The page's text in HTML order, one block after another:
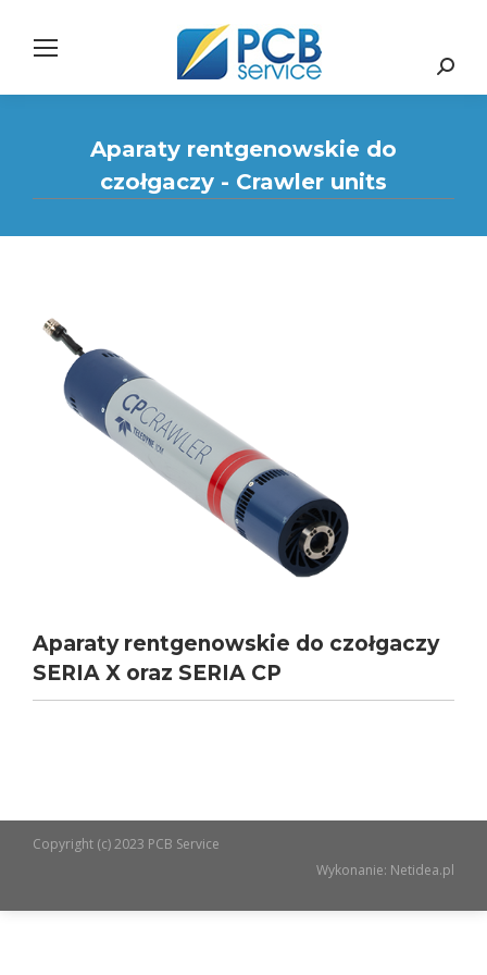
Search:
Aparaty rentgenowskie do
czołgaczy - Crawler units
Aparaty rentgenowskie do czołgaczy
SERIA X oraz SERIA CP
Copyright (c) 2023 PCB Service
Wykonanie: Netidea.pl